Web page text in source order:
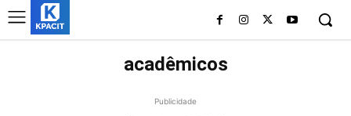
acadêmicos
Publicidade